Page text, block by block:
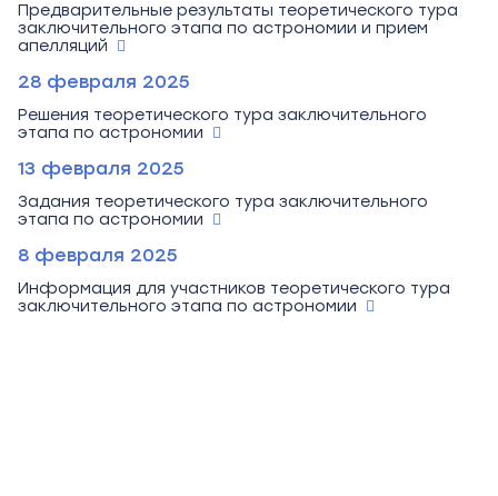
Предварительные результаты теоретического тура
заключительного этапа по астрономии и прием
апелляций
28 февраля 2025
Решения теоретического тура заключительного
этапа по астрономии
13 февраля 2025
Задания теоретического тура заключительного
этапа по астрономии
8 февраля 2025
Информация для участников теоретического тура
заключительного этапа по астрономии